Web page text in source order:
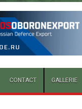
GALLERIE
CONTACT